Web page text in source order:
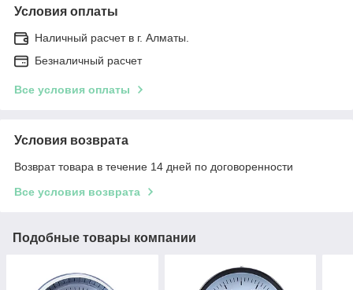
Условия оплаты
Наличный расчет в г. Алматы.
Безналичный расчет
Все условия оплаты
Условия возврата
Возврат товара в течение 14 дней по договоренности
Все условия возврата
Подобные товары компании